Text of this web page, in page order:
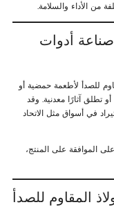
أدوات
للصدأ لأطعمة حمضية أو
تطلق آثارًا معدنية. وقد
في أسواق مثل الاتحاد
الموافقة على المنتج،
المقاوم للصدأ